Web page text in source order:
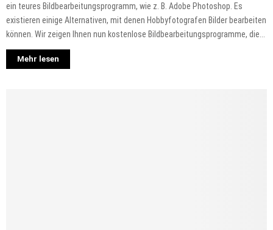
ein teures Bildbearbeitungsprogramm, wie z. B. Adobe Photoshop. Es
existieren einige Alternativen, mit denen Hobbyfotografen Bilder bearbeiten
können. Wir zeigen Ihnen nun kostenlose Bildbearbeitungsprogramme, die...
Mehr lesen